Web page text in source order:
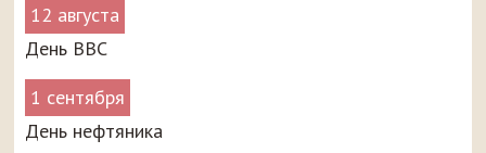
12 августа
День ВВС
1 сентября
День нефтяника